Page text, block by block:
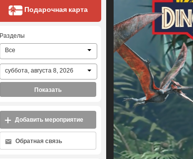
Подарочная карта
Разделы
Все
суббота, августа 8, 2026
Показать
Добавить мероприятие
Обратная связь